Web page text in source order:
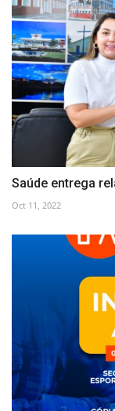
Saúde entrega
Oct 11, 2022